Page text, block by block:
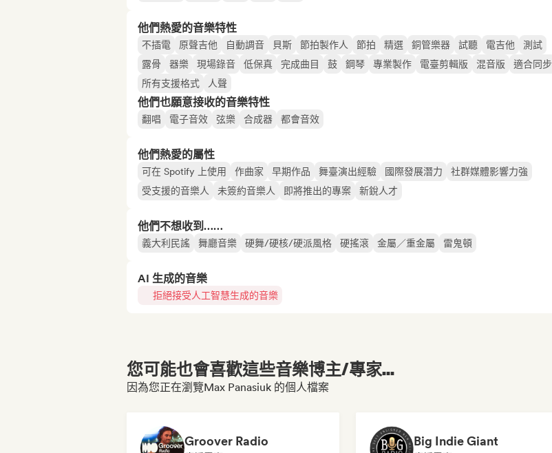
他們熱愛的音樂特性
不插電 原聲吉他 自動調音 貝斯 節拍製作人 節拍 精選 銅管樂器 試聽 電吉他
測試
露骨
器樂 現場錄音 低保真 完成曲目 鼓 鋼琴 專業製作 電臺剪輯版 混音版
適合同步
所有支援格式
人聲
他們也願意接收的音樂特性
翻唱 電子音效 弦樂 合成器 都會音效
他們熱愛的屬性
可在 Spotify 上使用 作曲家 早期作品 舞臺演出經驗 國際發展潛力
社群媒體影響力強
受支援的音樂人
未簽約音樂人 即將推出的專案 新銳人才
他們不想收到……
義大利民謠 舞廳音樂 硬舞/硬核/硬派風格 硬搖滾 金屬／重金屬 雷鬼頓
AI 生成的音樂
拒絕接受人工智慧生成的音樂
您可能也會喜歡這些音樂博主/專家...
因為您正在瀏覽Max Panasiuk 的個人檔案
Groover Radio Big Indie Giant